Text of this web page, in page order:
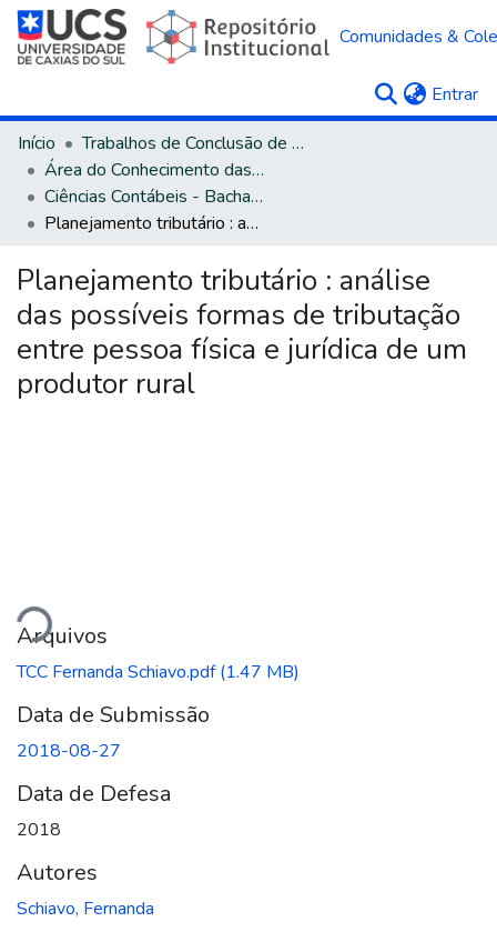
Comunidades &
Entrar
Início
Trabalhos de Conclusão de Curso
Área do Conhecimento das Ciências Sociais Aplicadas
Ciências Contábeis - Bacharelado
Planejamento tributário : análise das possíveis formas de tributação entre pessoa física e jurídica de um produtor rural
Planejamento tributário : análise
das possíveis formas de tributação
entre pessoa física e jurídica de um
produtor rural
Arquivos
TCC Fernanda Schiavo.pdf(1.47 MB)
Data de Submissão
2018-08-27
Data de Defesa
2018
Autores
Schiavo, Fernanda